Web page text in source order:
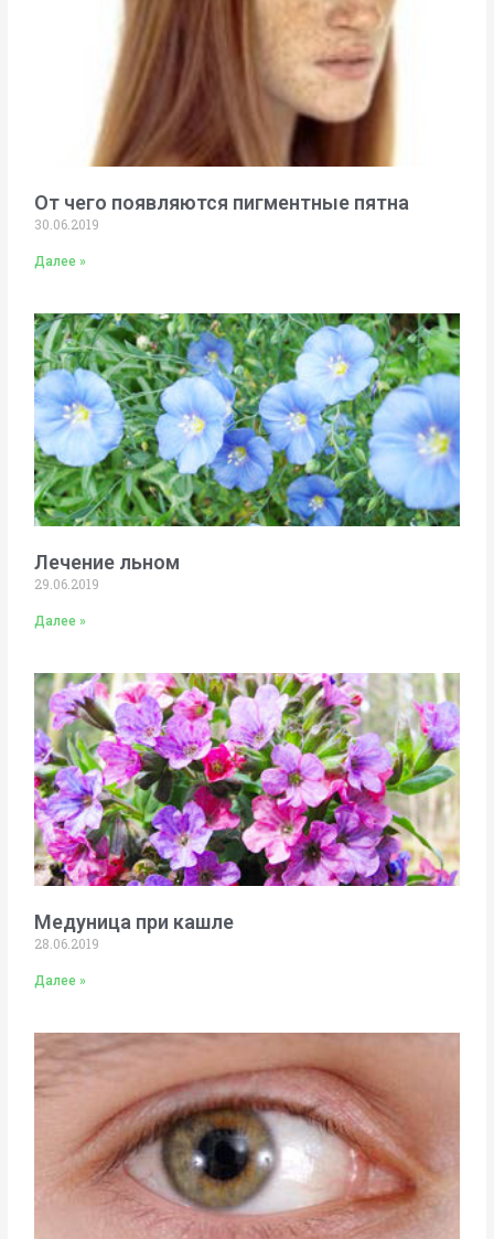
От чего появляются пигментные пятна
30.06.2019
Далее »
Лечение льном
29.06.2019
Далее »
Медуница при кашле
28.06.2019
Далее »